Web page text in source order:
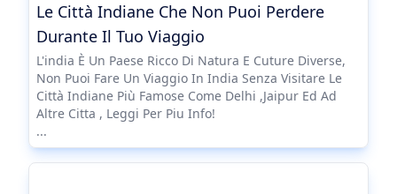
Le Città Indiane Che Non Puoi Perdere
Durante Il Tuo Viaggio
L'india È Un Paese Ricco Di Natura E Cuture Diverse,
Non Puoi Fare Un Viaggio In India Senza Visitare Le
Città Indiane Più Famose Come Delhi ,Jaipur Ed Ad
Altre Citta , Leggi Per Piu Info!
...